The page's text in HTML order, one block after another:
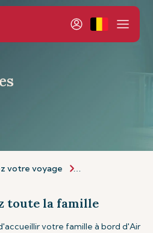
votre voyage
toute la famille
votre famille à bord d'Air